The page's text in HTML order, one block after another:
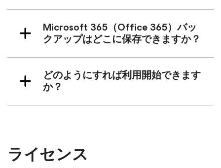
Microsoft 365（Office 365）バッ
クアップはどこに保存できますか？
どのようにすれば利用開始できます
か？
ライセンス